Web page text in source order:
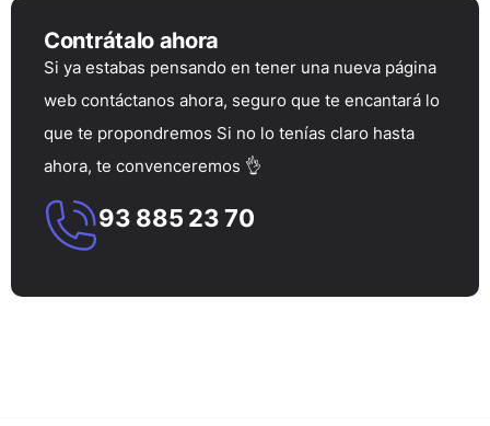
Contrátalo ahora
Si ya estabas pensando en tener una nueva página
web contáctanos ahora, seguro que te encantará lo
que te propondremos Si no lo tenías claro hasta
ahora, te convenceremos 👌
93 885 23 70